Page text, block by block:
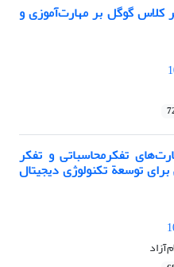
گوگل بر مهارت‌آموزی و
تفکرمحاسباتی و تفکر
توسعة تکنولوژی دیجیتال